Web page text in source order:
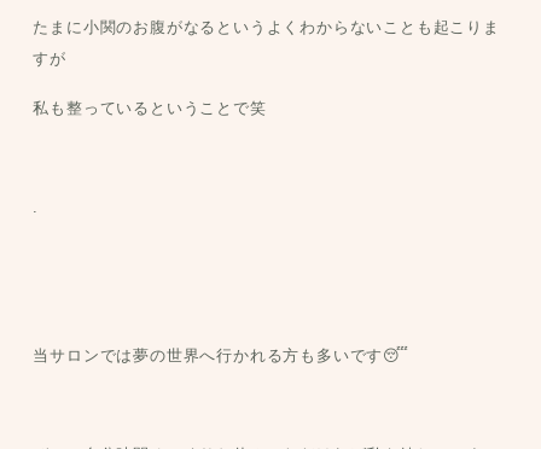
たまに小関のお腹がなるというよくわからないことも起こりま
すが
私も整っているということで笑
.
当サロンでは夢の世界へ行かれる方も多いです😴